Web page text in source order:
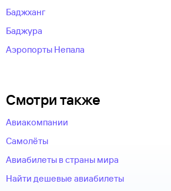
Баджханг
Баджура
Аэропорты Непала
Смотри также
Авиакомпании
Самолёты
Авиабилеты в страны мира
Найти дешевые авиабилеты